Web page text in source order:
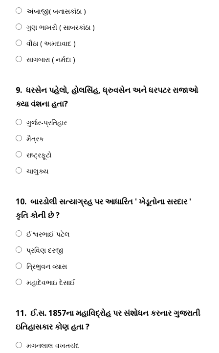
અંબાજી( બનાસકાંઠા )
ગુણ ભાખરી ( સાબરકાંઠા )
વૌઠા ( અમદાવાદ )
સાગબારા ( નર્મદા )
9. ધરસેન પહેલો, હોલસિંહ, ધ્રુવસેન અને ધરપટર રાજાઓ
ક્યા વંશના હતા?
ગુર્જર-પ્રતિહાર
મૈત્રક
રાષ્ટ્રફૂટો
ચાલુક્ય
10. બારડોલી સત્યાગ્રહ પર આધારિત ' ખેડૂતોના સરદાર '
કૃતિ કોની છે ?
ઈશ્વરભાઈ પટેલ
પ્રવિણ દરજી
ત્રિભુવન વ્યાસ
મહાદેવભાઇ દેસાઈ
11. ઈ.સ. 1857ના મહાવિદ્રોહ પર સંશોધન કરનાર ગુજરાતી
ઇતિહાસકાર કોણ હતા ?
મગનલાલ વખતચંદ